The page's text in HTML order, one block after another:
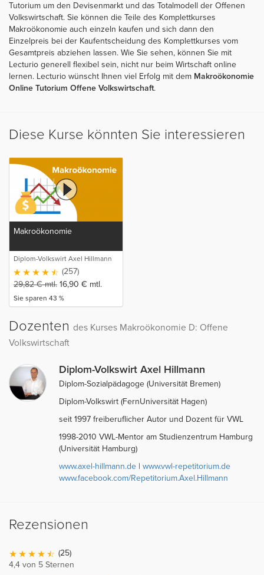
Tutorium um den Devisenmarkt und das Totalmodell der Offenen
Volkswirtschaft. Sie können die Teile des Komplettkurses
Makroökonomie auch einzeln kaufen und sich dann den
Einzelpreis bei der Kaufentscheidung des Komplettkurses vom
Gesamtpreis abziehen lassen. Wie Sie sehen, können Sie mit
Lecturio generell flexibel sein, nicht nur beim Wirtschaft online
lernen. Lecturio wünscht Ihnen viel Erfolg mit dem Makroökonomie
Online Tutorium Offene Volkswirtschaft.
Diese Kurse könnten Sie interessieren
Makroökonomie
Diplom-Volkswirt Axel Hillmann
(257)
29,82€mtl. 16,90 € mtl.
Sie sparen 43 %
Dozenten des Kurses Makroökonomie D: Offene
Volkswirtschaft
Diplom-Volkswirt Axel Hillmann
Diplom-Sozialpädagoge (Universität Bremen)
Diplom-Volkswirt (FernUniversität Hagen)
seit 1997 freiberuflicher Autor und Dozent für VWL
1998-2010 VWL-Mentor am Studienzentrum Hamburg
(Universität Hamburg)
www.axel-hillmann.de | www.vwl-repetitorium.de
www.facebook.com/Repetitorium.Axel.Hillmann
Rezensionen
(25)
4,4 von 5 Sternen